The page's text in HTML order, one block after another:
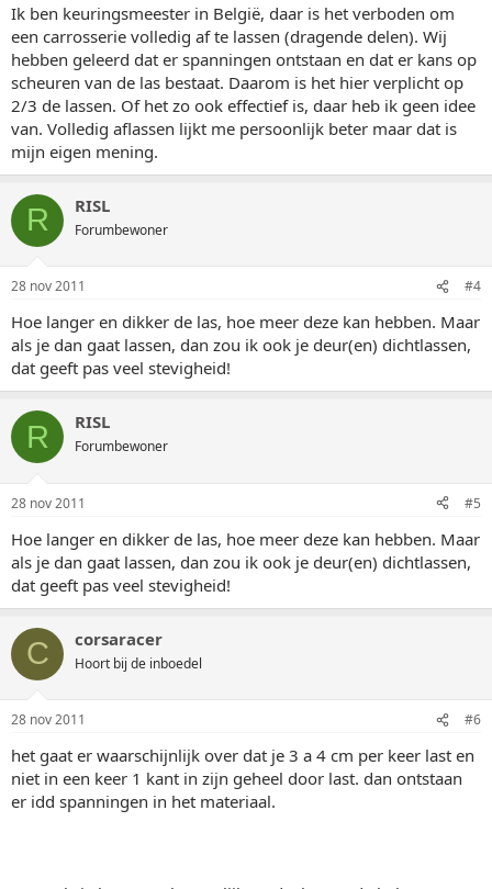
Ik ben keuringsmeester in België, daar is het verboden om
een carrosserie volledig af te lassen (dragende delen). Wij
hebben geleerd dat er spanningen ontstaan en dat er kans op
scheuren van de las bestaat. Daarom is het hier verplicht op
2/3 de lassen. Of het zo ook effectief is, daar heb ik geen idee
van. Volledig aflassen lijkt me persoonlijk beter maar dat is
mijn eigen mening.
R RISL
Forumbewoner
28 nov 2011 #4
Hoe langer en dikker de las, hoe meer deze kan hebben. Maar
als je dan gaat lassen, dan zou ik ook je deur(en) dichtlassen,
dat geeft pas veel stevigheid!
R RISL
Forumbewoner
28 nov 2011 #5
Hoe langer en dikker de las, hoe meer deze kan hebben. Maar
als je dan gaat lassen, dan zou ik ook je deur(en) dichtlassen,
dat geeft pas veel stevigheid!
C corsaracer
Hoort bij de inboedel
28 nov 2011 #6
het gaat er waarschijnlijk over dat je 3 a 4 cm per keer last en
niet in een keer 1 kant in zijn geheel door last. dan ontstaan
er idd spanningen in het materiaal.